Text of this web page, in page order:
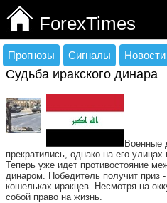
ForexTimes
Прогнозы Сигналы Новости
Судьба иракского динара
Военные
прекратились, однако на его
Теперь уже идет противостояние
динаром. Победитель получит приз
кошельках иракцев. Несмотря на
собой право на жизнь.